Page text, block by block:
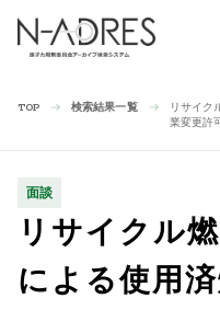
TOP 検索結果一覧
リサイク
業変更許
面談
リサイクル
による使用